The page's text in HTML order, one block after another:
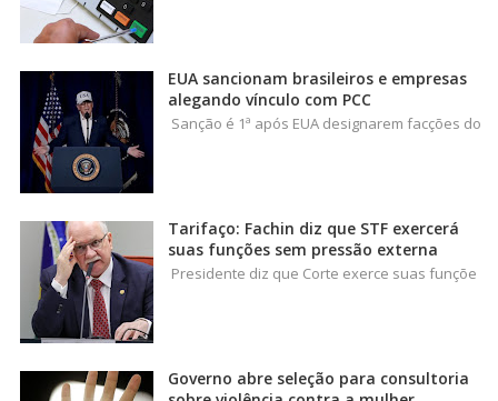
EUA sancionam brasileiros e empresas
alegando vínculo com PCC
Sanção é 1ª após EUA designarem facções do
Tarifaço: Fachin diz que STF exercerá
suas funções sem pressão externa
Presidente diz que Corte exerce suas funçõe
Governo abre seleção para consultoria